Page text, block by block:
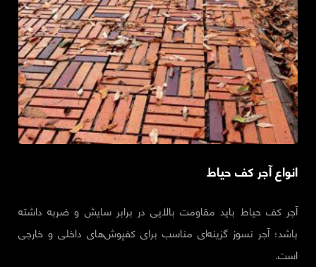
انواع آجر کف حیاط
آجر کف حیاط باید مقاومت بالایی در برابر سایش و ضربه داشته
باشد؛ آجر نسوز گزینه‌ای مناسب برای کفپوش‌های داخلی و خارجی
است.